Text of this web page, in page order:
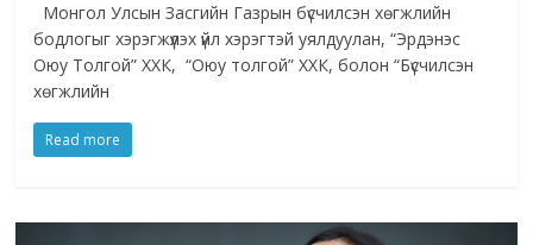
Монгол Улсын Засгийн Газрын бүсчилсэн хөгжлийн
бодлогыг хэрэгжүүлэх үйл хэрэгтэй уялдуулан, “Эрдэнэс
Оюу Толгой” ХХК, “Оюу толгой” ХХК, болон “Бүсчилсэн
хөгжлийн
Read more